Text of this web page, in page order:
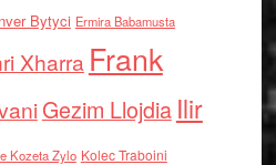
Bytyci Ermira Babamusta
Xharra Frank
Gezim Llojdia Ilir
Kozeta Zylo Kolec Traboini